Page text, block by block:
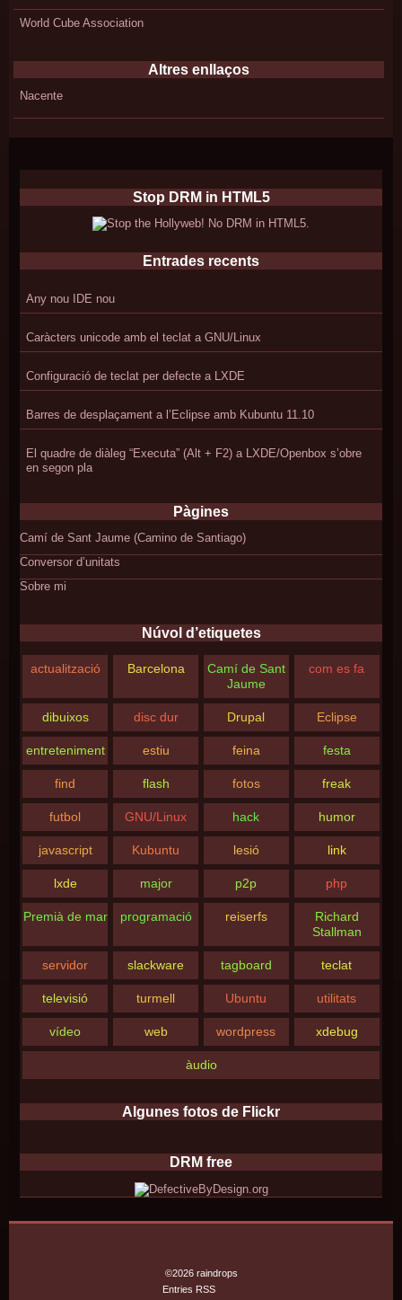
World Cube Association
Altres enllaços
Nacente
Stop DRM in HTML5
Entrades recents
Any nou IDE nou
Caràcters unicode amb el teclat a GNU/Linux
Configuració de teclat per defecte a LXDE
Barres de desplaçament a l’Eclipse amb Kubuntu 11.10
El quadre de diàleg “Executa” (Alt + F2) a LXDE/Openbox s’obre
en segon pla
Pàgines
Camí de Sant Jaume (Camino de Santiago)
Conversor d’unitats
Sobre mi
Núvol d’etiquetes
actualització Barcelona
Camí de Sant
Jaume
com es fa
dibuixos disc dur Drupal Eclipse
entreteniment estiu feina festa
find flash fotos freak
futbol GNU/Linux hack humor
javascript Kubuntu lesió link
lxde major p2p php
Premià de mar programació reiserfs
Richard
Stallman
servidor slackware tagboard teclat
televisió turmell Ubuntu utilitats
vídeo web wordpress xdebug
àudio
Algunes fotos de Flickr
DRM free
©2026 raindrops
Entries RSS